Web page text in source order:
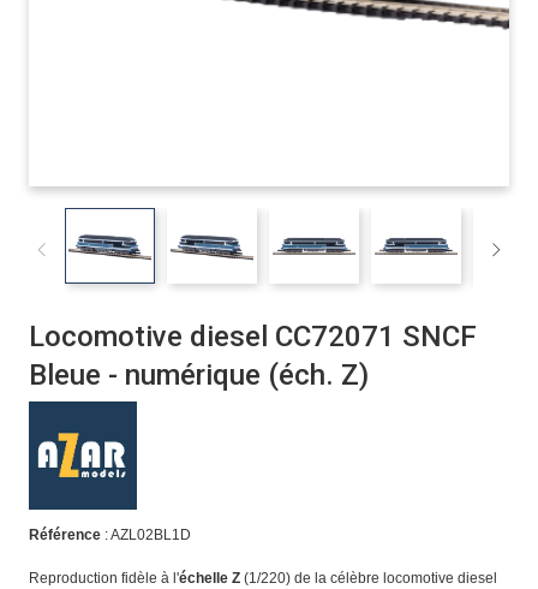
Locomotive diesel CC72071 SNCF
Bleue - numérique (éch. Z)
Référence: AZL02BL1D
Reproduction fidèle à l'échelle Z(1/220) de la célèbre locomotive diesel